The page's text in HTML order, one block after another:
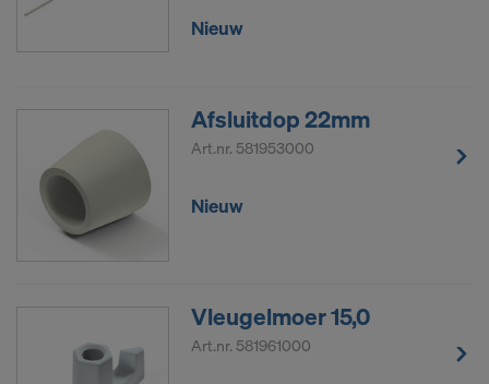
Nieuw
Afsluitdop 22mm
Art.nr. 581953000
Nieuw
Vleugelmoer 15,0
Art.nr. 581961000